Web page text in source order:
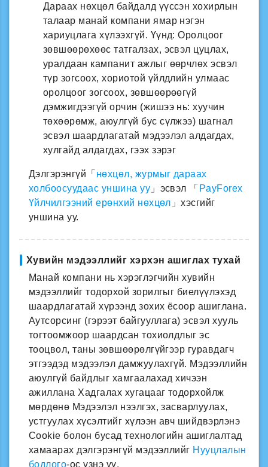
Дараах нөхцөл байдалд үүссэн хохирлын
талаар манай компани ямар нэгэн
хариуцлага хүлээхгүй. Үүнд: Оролцоог
зөвшөөрөхөөс татгалзах, эсвэл цуцлах,
уралдаан кампанит ажлыг өөрчлөх эсвэл
түр зогсоох, хориотой үйлдлийн улмаас
оролцоог зогсоох, зөвшөөрөөгүй
дэмжигдээгүй орчин (жишээ нь: хуучин
төхөөрөмж, аюулгүй бус сүлжээ) шагнал
эсвэл шаардлагатай мэдээлэл алдагдах,
хулгайд алдагдах, гээх зэрэг
Дэлгэрэнгүй「 нөхцөл, журмыг дараах
холбоосуудаас уншина уу 」эсвэл 「 PayForex
Үйлчилгээний ерөнхий нөхцөл 」хэсгийг
уншина уу.
Хувийн мэдээллийг хэрхэн ашиглах тухай
Манай компани нь хэрэглэгчийн хувийн
мэдээллийг тодорхой зорилгыг биелүүлэхэд
шаардлагатай хүрээнд зохих ёсоор ашиглана.
Аутсорсинг (гэрээт байгууллага) эсвэл хууль
тогтоомжоор шаардсан тохиолдлыг эс
тооцвол, таны зөвшөөрөлгүйгээр гуравдагч
этгээдэд мэдээлэл дамжуулахгүй. Мэдээллийн
аюулгүй байдлыг хамгаалахад хичээн
ажиллана Хадгалах хугацааг тодорхойлж
мөрдөнө Мэдээлэл нээлгэх, засварлуулах,
устгуулах хүсэлтийг хүлээн авч шийдвэрлэнэ
Cookie болон бусад технологийн ашиглалтад
хамаарах дэлгэрэнгүй мэдээллийг Нууцлалын
бодлого-ос үзнэ үү.